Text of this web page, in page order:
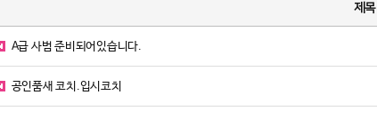
제목
A급 사범 준비되어있습니다.
공인품새 코치.입시코치